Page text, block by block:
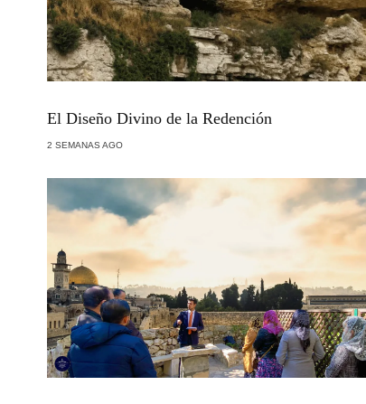
El Diseño Divino de la Redención
2 SEMANAS AGO